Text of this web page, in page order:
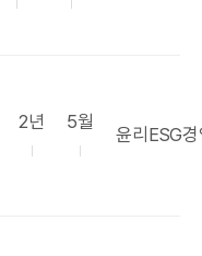
공
표
2년
공
표
5월
부
윤리ESG